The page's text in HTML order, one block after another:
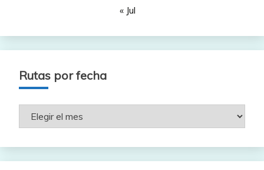
« Jul
Rutas por fecha
Rutas
por